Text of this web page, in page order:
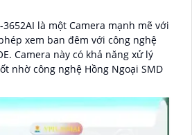
3652AI là một Camera mạnh mẽ với
xem ban đêm với công nghệ
lý
nhờ công nghệ Hồng Ngoại SMD